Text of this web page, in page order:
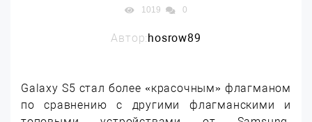
1019 0
Автор:hosrow89
Galaxy S5 стал более «красочным» флагманом
по сравнению с другими флагманскими и